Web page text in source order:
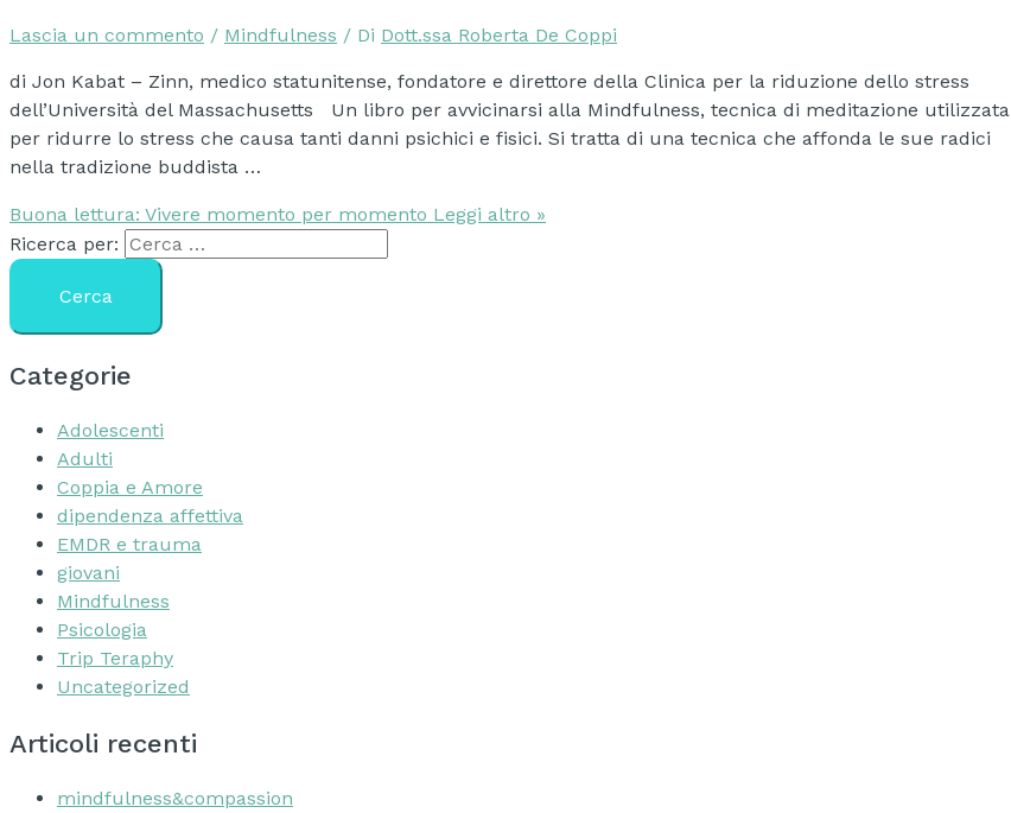
Lascia un commento / Mindfulness / Di Dott.ssa Roberta De Coppi
di Jon Kabat – Zinn, medico statunitense, fondatore e direttore della Clinica per la riduzione dello stress
dell’Università del Massachusetts Un libro per avvicinarsi alla Mindfulness, tecnica di meditazione utilizzata
per ridurre lo stress che causa tanti danni psichici e fisici. Si tratta di una tecnica che affonda le sue radici
nella tradizione buddista …
Buona lettura: Vivere momento per momento Leggi altro »
Ricerca per:
Categorie
Adolescenti
Adulti
Coppia e Amore
dipendenza affettiva
EMDR e trauma
giovani
Mindfulness
Psicologia
Trip Teraphy
Uncategorized
Articoli recenti
mindfulness&compassion